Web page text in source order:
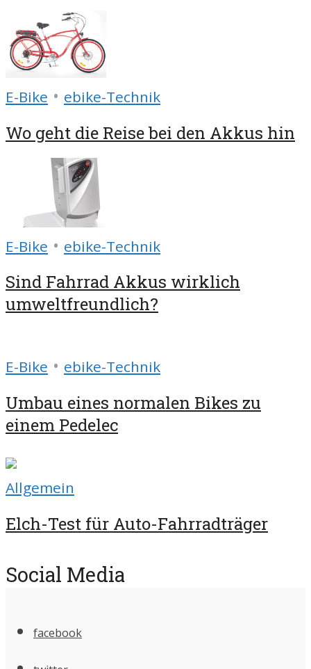
E-Bike • ebike-Technik
Wo geht die Reise bei den Akkus hin
E-Bike • ebike-Technik
Sind Fahrrad Akkus wirklich
umweltfreundlich?
E-Bike • ebike-Technik
Umbau eines normalen Bikes zu
einem Pedelec
Allgemein
Elch-Test für Auto-Fahrradträger
Social Media
facebook